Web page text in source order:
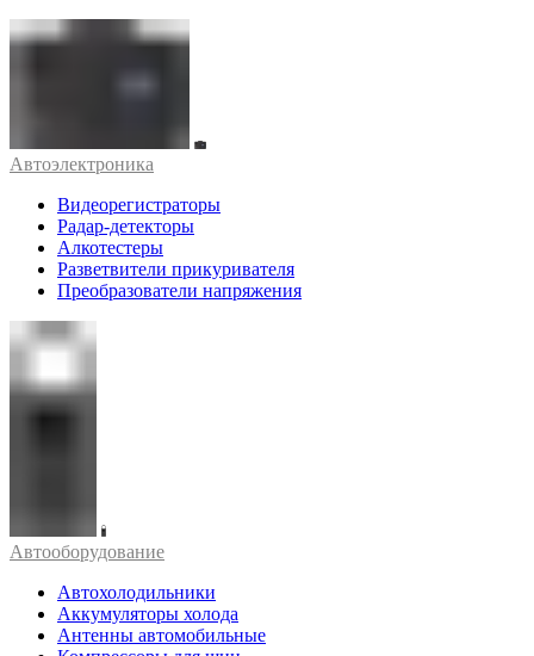
Автоэлектроника
Видеорегистраторы
Радар-детекторы
Алкотестеры
Разветвители прикуривателя
Преобразователи напряжения
Автооборудование
Автохолодильники
Аккумуляторы холода
Антенны автомобильные